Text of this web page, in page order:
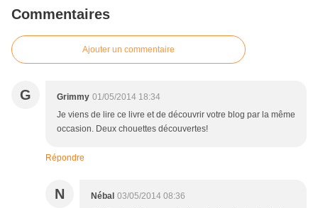
Commentaires
Ajouter un commentaire
G Grimmy 01/05/2014 18:34
Je viens de lire ce livre et de découvrir votre blog par la même
occasion. Deux chouettes découvertes!
Répondre
N Nébal 03/05/2014 08:36